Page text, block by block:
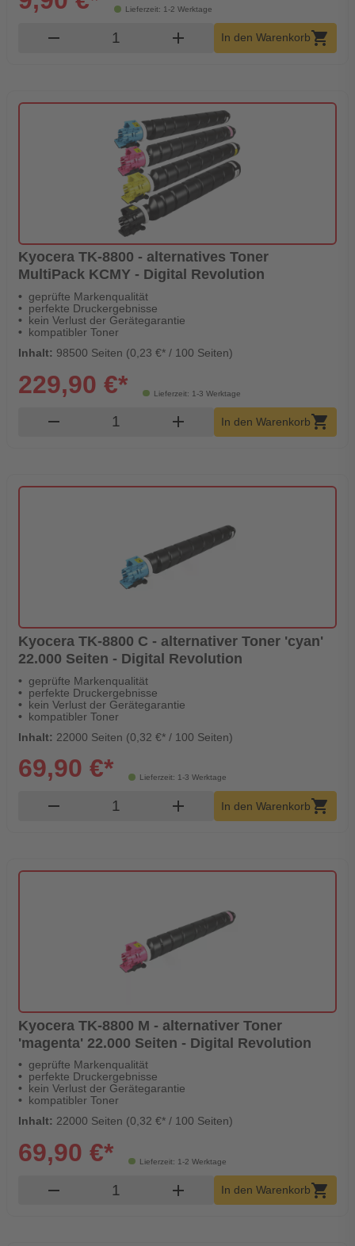
Lieferzeit: 1-2 Werktage
remove Produkt Warenkorb Menge
add In den Warenkorbshopping_cart
Kyocera TK-8800 - alternatives Toner
MultiPack KCMY - Digital Revolution
geprüfte Markenqualität
perfekte Druckergebnisse
kein Verlust der Gerätegarantie
kompatibler Toner
Inhalt: 98500 Seiten (0,23 €* / 100 Seiten)
Lieferzeit: 1-3 Werktage
229,90 €*
remove Produkt Warenkorb Menge
add In den Warenkorb shopping_cart
Kyocera TK-8800 C - alternativer Toner 'cyan'
22.000 Seiten - Digital Revolution
geprüfte Markenqualität
perfekte Druckergebnisse
kein Verlust der Gerätegarantie
kompatibler Toner
Inhalt: 22000 Seiten (0,32 €* / 100 Seiten)
Lieferzeit: 1-3 Werktage
69,90 €*
remove Produkt Warenkorb Menge
add In den Warenkorbshopping_cart
Kyocera TK-8800 M - alternativer Toner
'magenta' 22.000 Seiten - Digital Revolution
geprüfte Markenqualität
perfekte Druckergebnisse
kein Verlust der Gerätegarantie
kompatibler Toner
Inhalt: 22000 Seiten (0,32 €* / 100 Seiten)
Lieferzeit: 1-2 Werktage
69,90 €*
remove Produkt Warenkorb Menge
add In den Warenkorbshopping_cart